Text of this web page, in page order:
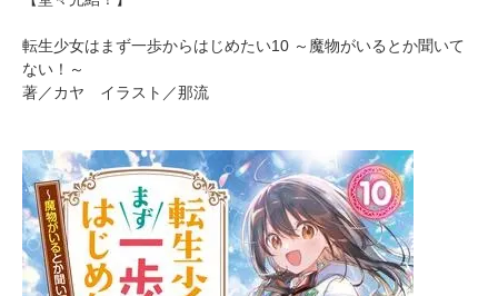
転生少女はまず一歩からはじめたい10 ～魔物がいるとか聞いて
ない！～
著／カヤ イラスト／那流